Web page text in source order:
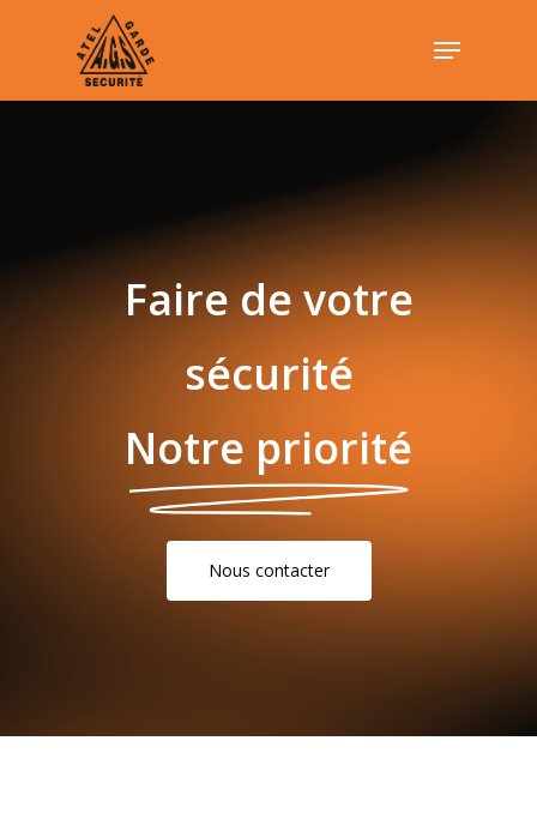
content
Menu
Faire de votre
sécurité
Notre priorité
Nous contacter
Menu